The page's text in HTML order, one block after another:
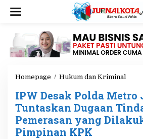
Homepage / Hukum dan Kriminal
W
e
s
IPW Desak Polda Metro
Tuntaskan Dugaan
Pemerasan yang
Pimpinan KPK